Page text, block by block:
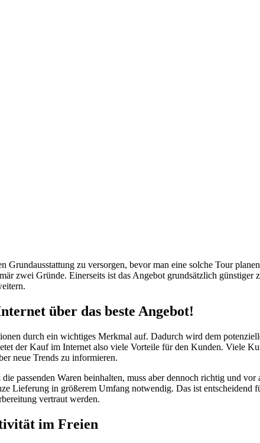
Grundausstattung zu versorgen, bevor man eine solche Tour
zwei Gründe. Einerseits ist das Angebot grundsätzlich
über das beste Angebot!
durch ein wichtiges Merkmal auf. Dadurch wird dem
der Kauf im Internet also viele Vorteile für den Kunden. Viele
neue Trends zu informieren.
passenden Waren beinhalten, muss aber dennoch richtig und
Lieferung in größerem Umfang notwendig. Das ist entscheidend
vertraut werden.
im Freien